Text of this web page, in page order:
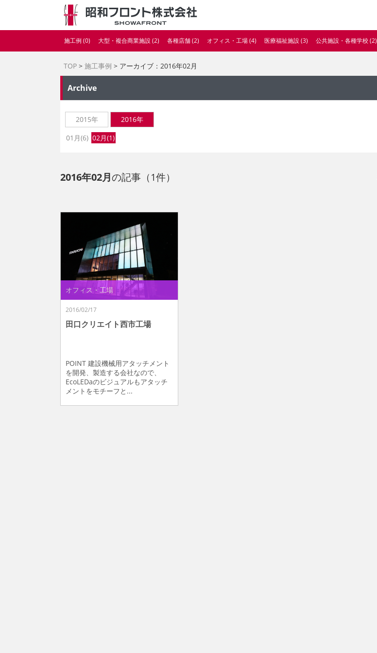
施工例 (0) 大型・複合商業施設 (2) 各種店舗 (2) オフィス・工場 (4) 医療福祉施設 (3) 公共施設・各種学校 (2)
TOP >施工事例 > アーカイブ：2016年02月
Archive
2015年
2016年
01月(6) 02月(1)
2016年02月の記事（1件）
オフィス・工場
2016/02/17
田口クリエイト西市工場
POINT 建設機械用アタッチメント
を開発、製造する会社なので、
EcoLEDaのビジュアルもアタッチ
メントをモチーフと...